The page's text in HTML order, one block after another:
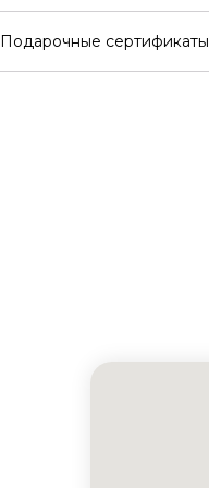
Подарочные сертификаты
Подарочные сертификаты